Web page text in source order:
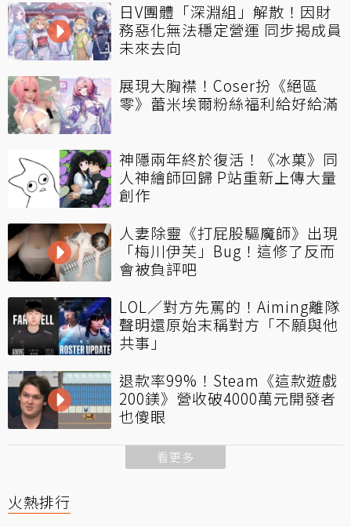
日V團體「深淵組」解散！因財
務惡化無法穩定營運 同步揭成員
未來去向
展現大胸襟！Coser扮《絕區
零》蕾米埃爾粉絲福利給好給滿
神隱兩年終於復活！《冰菓》同
人神繪師回歸 P站重新上傳大量
創作
人妻除靈《打屁股驅魔師》出現
「梅川伊芙」Bug！這修了反而
會被負評吧
LOL／對方先罵的！Aiming離隊
聲明還原始末稱對方「不願與他
共事」
退款率99%！Steam《這款遊戲
200鎂》營收破4000萬元開發者
也傻眼
看更多
火熱排行